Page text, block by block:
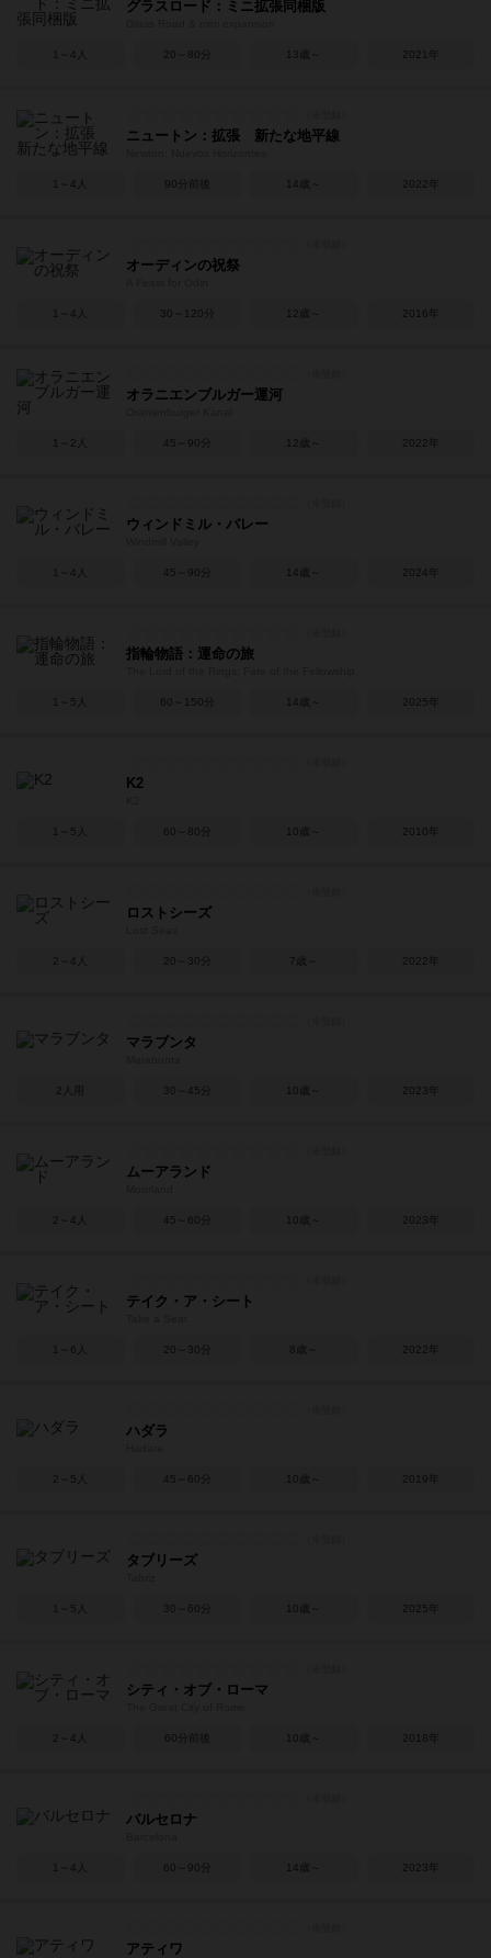
グラスロード：ミニ拡張同梱版
1～4人 20～80分 13歳～ 2021年
ニュートン：拡張 新たな地平線
1～4人 90分前後 14歳～ 2022年
オーディンの祝祭
1～4人 30～120分 12歳～ 2016年
オラニエンブルガー運河
1～2人 45～90分 12歳～ 2022年
ウィンドミル・バレー
1～4人 45～90分 14歳～ 2024年
指輪物語：運命の旅
1～5人 60～150分 14歳～ 2025年
K2
1～5人 60～80分 10歳～ 2010年
ロストシーズ
2～4人 20～30分 7歳～ 2022年
マラブンタ
2人用 30～45分 10歳～ 2023年
ムーアランド
2～4人 45～60分 10歳～ 2023年
テイク・ア・シート
1～6人 20～30分 8歳～ 2022年
ハダラ
2～5人 45～60分 10歳～ 2019年
タブリーズ
1～5人 30～60分 10歳～ 2025年
シティ・オブ・ローマ
2～4人 60分前後 10歳～ 2018年
バルセロナ
1～4人 60～90分 14歳～ 2023年
アティワ